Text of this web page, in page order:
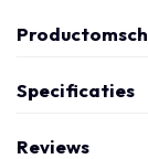
Specificaties
Reviews